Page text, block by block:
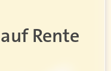
Rente